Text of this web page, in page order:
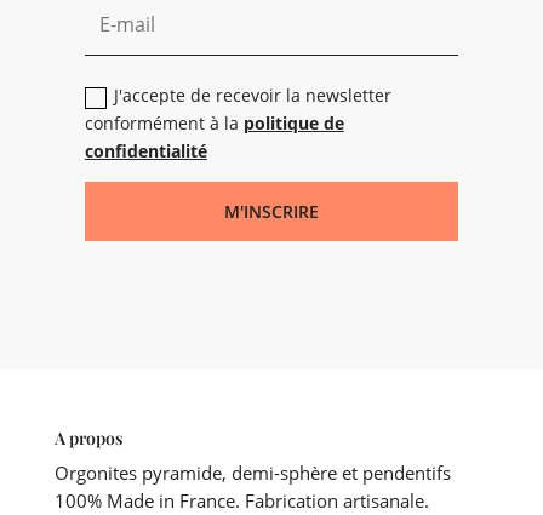
J'accepte de recevoir la newsletter
conformément à la politique de
confidentialité
M'INSCRIRE
A propos
Orgonites pyramide, demi-sphère et pendentifs
100% Made in France. Fabrication artisanale.